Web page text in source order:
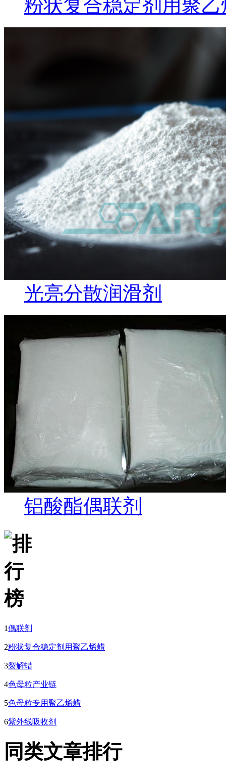
粉状复合稳定剂用聚乙
光亮分散润滑剂
铝酸酯偶联剂
1偶联剂
2粉状复合稳定剂用聚乙烯蜡
3裂解蜡
4色母粒产业链
5色母粒专用聚乙烯蜡
6紫外线吸收剂
同类文章排行